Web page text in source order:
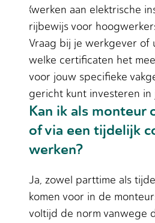
(werken aan elektrische
rijbewijs voor
Vraag bij je werkgever of
welke certificaten het
voor jouw specifieke
gericht kunt investeren in
Kan ik als monteur
of via een tijdelijk
werken?
Ja, zowel parttime als
komen voor in de
voltijd de norm vanwege